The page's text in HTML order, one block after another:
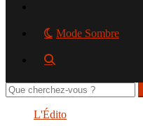
Mode Sombre
Rechercher
sur
L'Édito